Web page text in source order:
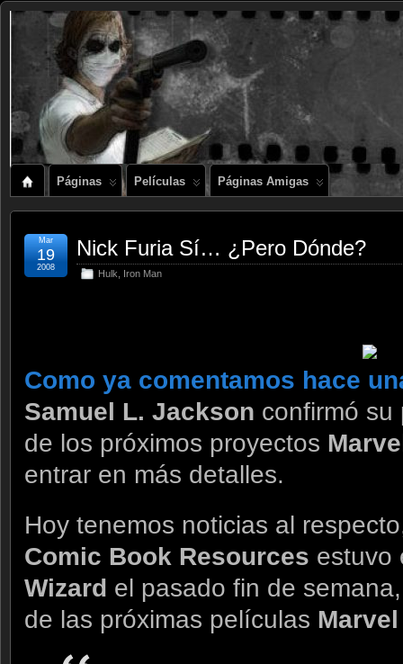
Páginas Películas Páginas Amigas
Nick Furia Sí… ¿Pero Dónde?
Hulk Iron Man
Mar
19
2008
Como ya comentamos hace
Samuel L. Jackson confirmó
de los próximos proyectos
entrar en más detalles.
Hoy tenemos noticias al
Comic Book Resources estuvo
Wizard el pasado fin de
de las próximas películas